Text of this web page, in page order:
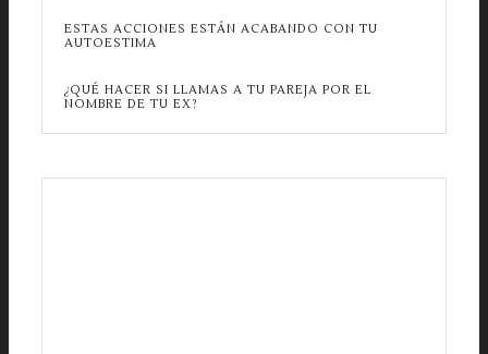
ESTAS ACCIONES ESTÁN ACABANDO CON TU
AUTOESTIMA
¿QUÉ HACER SI LLAMAS A TU PAREJA POR EL
NOMBRE DE TU EX?